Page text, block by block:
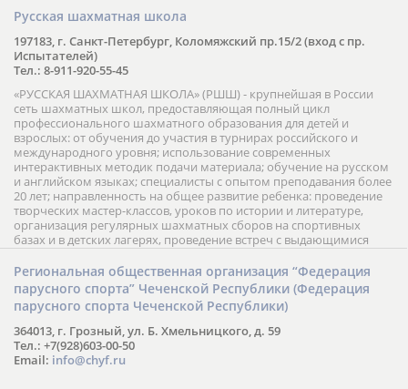
Русская шахматная школа
197183, г. Санкт-Петербург, Коломяжский пр.15/2 (вход с пр.
Испытателей)
Тел.: 8-911-920-55-45
«РУССКАЯ ШАХМАТНАЯ ШКОЛА» (РШШ) - крупнейшая в России
сеть шахматных школ, предоставляющая полный цикл
профессионального шахматного образования для детей и
взрослых: от обучения до участия в турнирах российского и
международного уровня; использование современных
интерактивных методик подачи материала; обучение на русском
и английском языках; специалисты с опытом преподавания более
20 лет; направленность на общее развитие ребенка: проведение
творческих мастер-классов, уроков по истории и литературе,
организация регулярных шахматных сборов на спортивных
базах и в детских лагерях, проведение встреч с выдающимися
шахматистами; корпоративное обучение; онлайн обучение в
форме вебинаров и индивидуальных занятий, круглые столы
российских и международных тренеров, организация фестивалей;
онлайн трансляция мероприятий и турниров.
Региональная общественная организация “Федерация
парусного спорта” Чеченской Республики (Федерация
парусного спорта Чеченской Республики)
364013, г. Грозный, ул. Б. Хмельницкого, д. 59
Тел.: +7(928)603-00-50
Email: info@chyf.ru